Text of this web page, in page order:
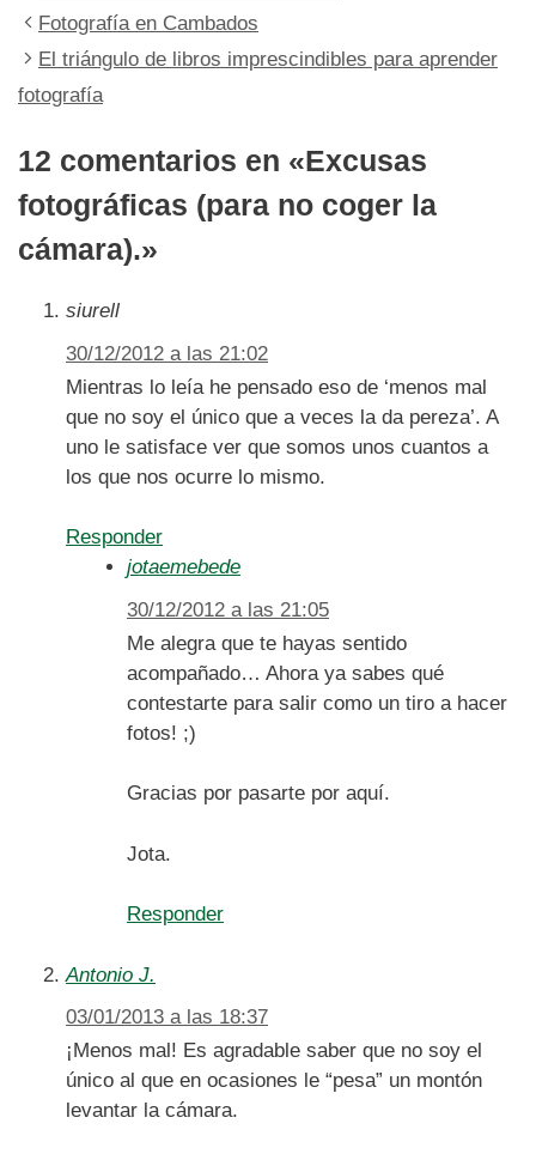
Fotografía en Cambados
El triángulo de libros imprescindibles para aprender
fotografía
12 comentarios en «Excusas
fotográficas (para no coger la
cámara).»
siurell
30/12/2012 a las 21:02
Mientras lo leía he pensado eso de ‘menos mal
que no soy el único que a veces la da pereza’. A
uno le satisface ver que somos unos cuantos a
los que nos ocurre lo mismo.
Responder
jotaemebede
30/12/2012 a las 21:05
Me alegra que te hayas sentido
acompañado… Ahora ya sabes qué
contestarte para salir como un tiro a hacer
fotos! ;)
Gracias por pasarte por aquí.
Jota.
Responder
Antonio J.
03/01/2013 a las 18:37
¡Menos mal! Es agradable saber que no soy el
único al que en ocasiones le “pesa” un montón
levantar la cámara.